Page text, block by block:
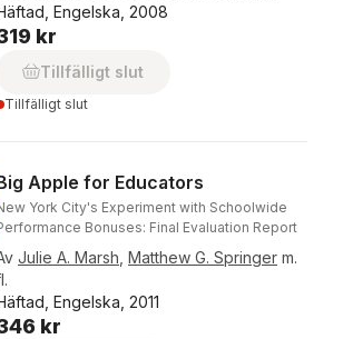
Engelska, 2008
kr
Tillfälligt slut
Tillfälligt slut
Apple for Educators
York City's Experiment with Schoolwide
Bonuses: Final Evaluation Report
Julie A. Marsh Matthew G. Springer m.
Engelska, 2011
kr